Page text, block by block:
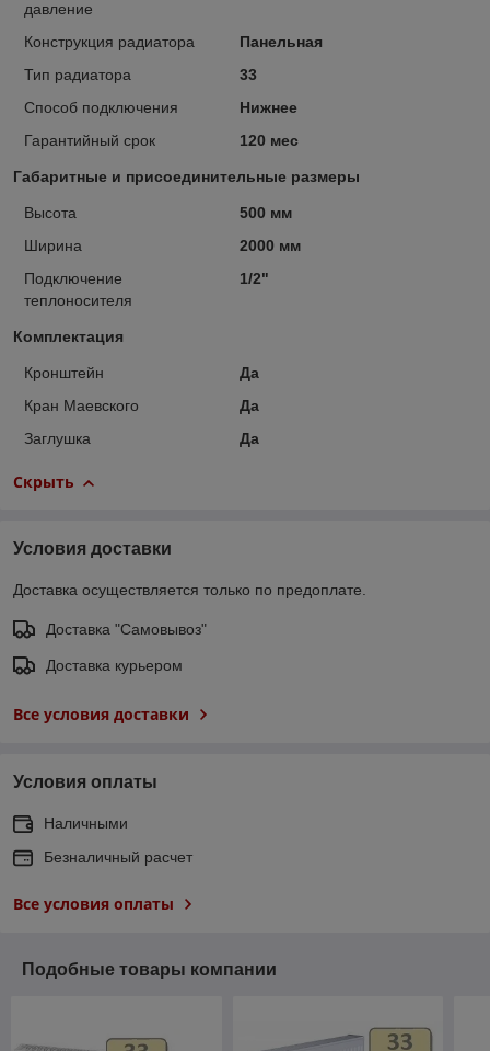
давление
Конструкция радиатора
Панельная
Тип радиатора
33
Способ подключения
Нижнее
Гарантийный срок
120 мес
Габаритные и присоединительные размеры
Высота
500 мм
Ширина
2000 мм
Подключение
теплоносителя
1/2"
Комплектация
Кронштейн
Да
Кран Маевского
Да
Заглушка
Да
Скрыть
Условия доставки
Доставка осуществляется только по предоплате.
Доставка "Самовывоз"
Доставка курьером
Все условия доставки
Условия оплаты
Наличными
Безналичный расчет
Все условия оплаты
Подобные товары компании